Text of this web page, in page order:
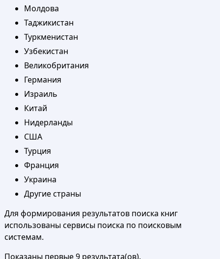
Молдова
Таджикистан
Туркменистан
Узбекистан
Великобритания
Германия
Израиль
Китай
Нидерланды
США
Турция
Франция
Украина
Другие страны
Для формирования результатов поиска книг
использованы сервисы поиска по поисковым
системам.
Показаны первые 9 результата(ов).